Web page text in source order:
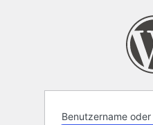
Benutzername